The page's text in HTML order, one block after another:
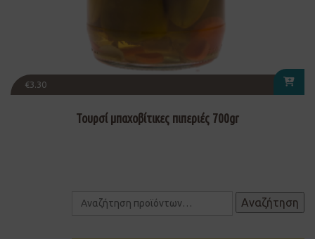
€3.30
Τουρσί μπαχοβίτικες πιπεριές 700gr
Αναζήτηση